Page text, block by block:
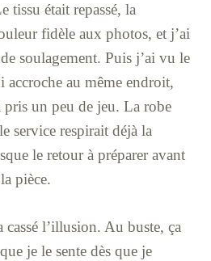
tissu était repassé, la
fidèle aux photos, et j’ai
soulagement. Puis j’ai vu le
au même endroit,
un peu de jeu. La robe
service respirait déjà la
le retour à préparer avant
pièce.
cassé l’illusion. Au buste, ça
je le sente dès que je